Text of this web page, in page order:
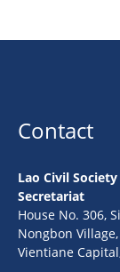
Contact
Lao Civil
Secretariat
House No. 306,
Nongbon
Vientiane